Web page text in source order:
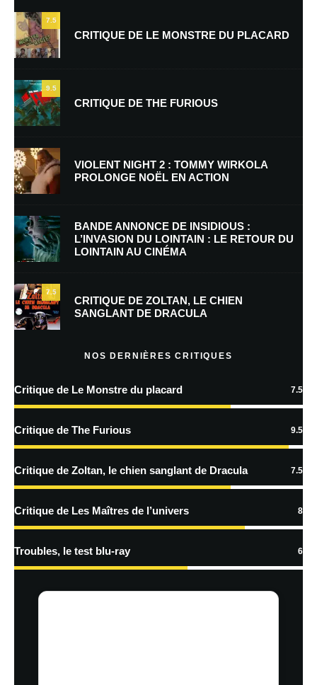
7.5
CRITIQUE DE LE MONSTRE DU PLACARD
9.5
CRITIQUE DE THE FURIOUS
VIOLENT NIGHT 2 : TOMMY WIRKOLA
PROLONGE NOËL EN ACTION
BANDE ANNONCE DE INSIDIOUS :
L’INVASION DU LOINTAIN : LE RETOUR DU
LOINTAIN AU CINÉMA
7.5
CRITIQUE DE ZOLTAN, LE CHIEN
SANGLANT DE DRACULA
NOS DERNIÈRES CRITIQUES
Critique de Le Monstre du placard 7.5
Critique de The Furious 9.5
Critique de Zoltan, le chien sanglant de Dracula 7.5
Critique de Les Maîtres de l’univers 8
Troubles, le test blu-ray 6